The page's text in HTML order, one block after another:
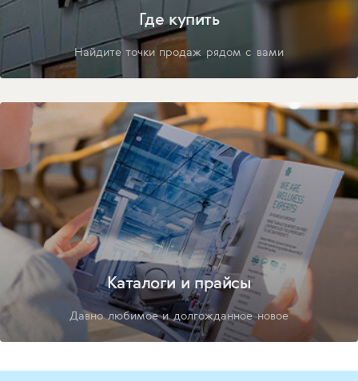
Где купить
Найдите точки продаж рядом с вами
Каталоги и прайсы
Давно любимое и долгожданное новое